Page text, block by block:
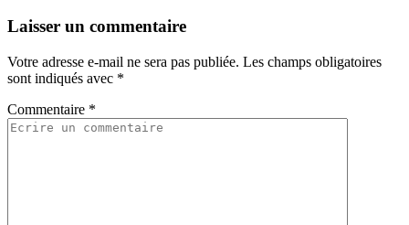
Laisser un commentaire
Votre adresse e-mail ne sera pas publiée. Les champs obligatoires
sont indiqués avec *
Commentaire *